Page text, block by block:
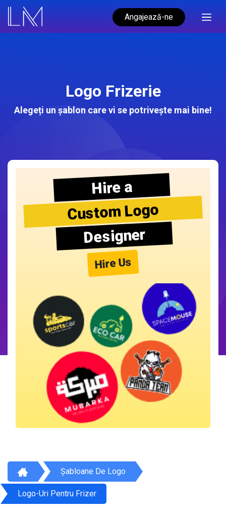
Angajează-ne
Logo Frizerie
Alegeți un șablon care vi se potrivește mai bine!
Hire a
Custom Logo
Designer
Hire Us
Șabloane De Logo
Logo-Uri Pentru Frizer